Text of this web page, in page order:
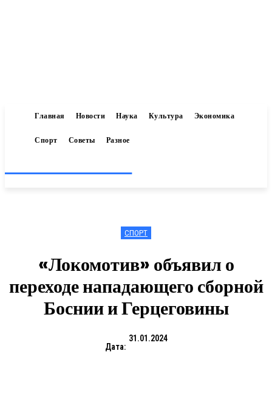
Главная Новости Наука Культура Экономика
Спорт Советы Разное
СПОРТ
«Локомотив» объявил о
переходе нападающего сборной
Боснии и Герцеговины
Дата:
31.01.2024